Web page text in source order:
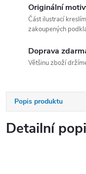
Originální
Část ilustrací
zakoupených
Doprava
Většinu zboží
Popis produktu
Detailní